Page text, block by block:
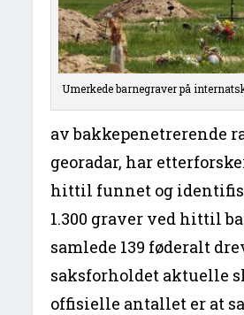
Umerkede barnegraver på
av bakkepenetrerende
georadar, har
hittil funnet og
1.300 graver ved hittil
samlede 139 føderalt
saksforholdet aktuelle
offisielle antallet er at